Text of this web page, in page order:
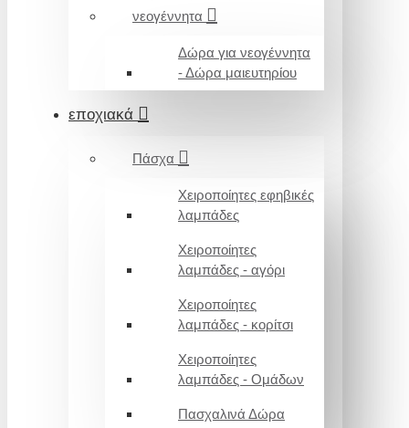
νεογέννητα
Δώρα για νεογέννητα
- Δώρα μαιευτηρίου
εποχιακά
Πάσχα
Χειροποίητες εφηβικές
λαμπάδες
Χειροποίητες
λαμπάδες - αγόρι
Χειροποίητες
λαμπάδες - κορίτσι
Χειροποίητες
λαμπάδες - Ομάδων
Πασχαλινά Δώρα